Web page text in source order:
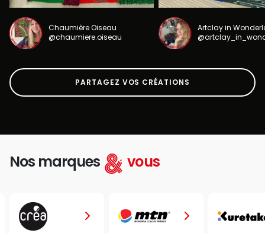
Chaumière Oiseau
@chaumiere.oiseau
Artclay in
PARTAGEZ VOS CRÉATIONS
Nos marques vous